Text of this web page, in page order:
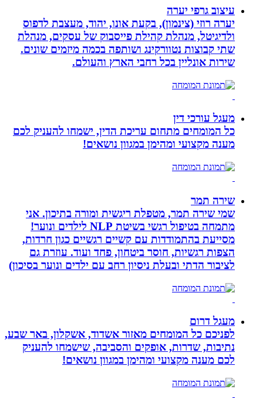
עיצוב גרפי יערה
יערה רוזי (צינמון), בקעת אונו, יהוד, מעצבת לדפוס
ולדיגיטל, מנהלת קהילת פייסבוק של עסקים, מנהלת
שתי קבוצות נטוורקינג ושותפה בכמה מיזמים שונים.
שירות אונליין בכל רחבי הארץ והעולם.
מעגל עורכי דין
כל המומחים מתחום עריכת הדין, ישמחו להעניק לכם
מענה מקצועי ומהימן במגוון נושאים!
שירה תמר
שמי שירה תמר, מטפלת ריגשית ומורה בתיכון. אני
מתמחה בטיפול רגשי בשיטת NLP לילדים ונוער!
מסייעת בהתמודדות עם קשיים רגשיים כגון חרדות,
הצפות רגשיות, חוסר ביטחון, פחד ועוד. עוזרת גם
לציבור הדתי ובעלת ניסיון רחב עם ילדים ונוער בסיכון)
מעגל דרום
לפניכם כל המומחים מאזור אשדוד, אשקלון, באר שבע,
נתיבות, שדרות, אופקים והסביבה, שישמחו להעניק
לכם מענה מקצועי ומהימן במגוון נושאים!